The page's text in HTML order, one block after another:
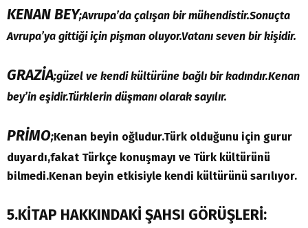
KENAN BEY;Avrupa’da çalışan bir mühendistir.Sonuçta
Avrupa’ya gittiği için pişman oluyor.Vatanı seven bir kişidir.
GRAZİA;güzel ve kendi kültürüne bağlı bir kadındır.Kenan
bey’in eşidir.Türklerin düşmanı olarak sayılır.
PRİMO;Kenan beyin oğludur.Türk olduğunu için gurur
duyardı,fakat Türkçe konuşmayı ve Türk kültürünü
bilmedi.Kenan beyin etkisiyle kendi kültürünü sarılıyor.
5.KİTAP HAKKINDAKİ ŞAHSI GÖRÜŞLERİ: